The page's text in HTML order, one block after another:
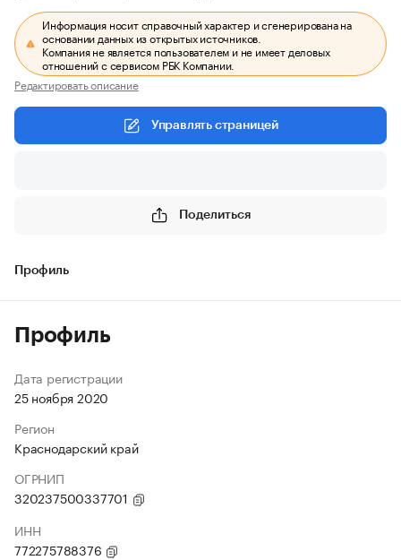
Информация носит справочный характер и сгенерирована на
основании данных из открытых источников.
Компания не является пользователем и не имеет деловых
отношений с сервисом РБК Компании.
Редактировать описание
Управлять страницей
Поделиться
Профиль
Профиль
Дата регистрации
25 ноября 2020
Регион
Краснодарский край
ОГРНИП
320237500337701
ИНН
772275788376